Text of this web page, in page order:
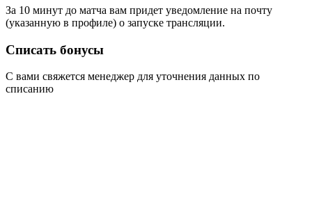
За 10 минут до матча вам придет уведомление на почту
(указанную в профиле) о запуске трансляции.
Списать бонусы
С вами свяжется менеджер для уточнения данных по
списанию